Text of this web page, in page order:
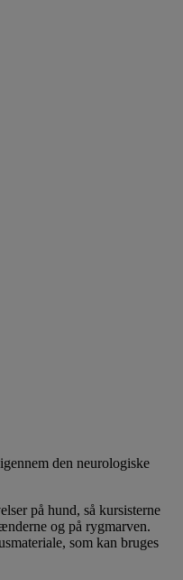
den neurologiske
på hund, så kursisterne
og på rygmarven.
som kan bruges